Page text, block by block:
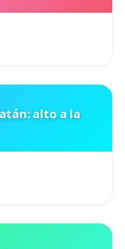
alto a la